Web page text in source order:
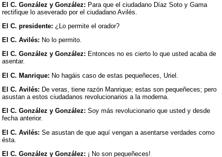
El C. González y González: Para que el ciudadano Díaz Soto y Gama
rectifique lo aseverado por el ciudadano Avilés.
El C. presidente: ¿Lo permite el orador?
El C. Avilés: No lo permito.
El C. González y González: Entonces no es cierto lo que usted acaba de
asentar.
El C. Manrique: No hagáis caso de estas pequeñeces, Uriel.
El C. Avilés: De veras, tiene razón Manrique; estas son pequeñeces; pero
asustan a estos ciudadanos revolucionarios a la moderna.
El C. González y González: Soy más revolucionario que usted y desde
fecha anterior.
El C. Avilés: Se asustan de que aquí vengan a asentarse verdades como
ésta.
El C. González y González: ¡ No son pequeñeces!